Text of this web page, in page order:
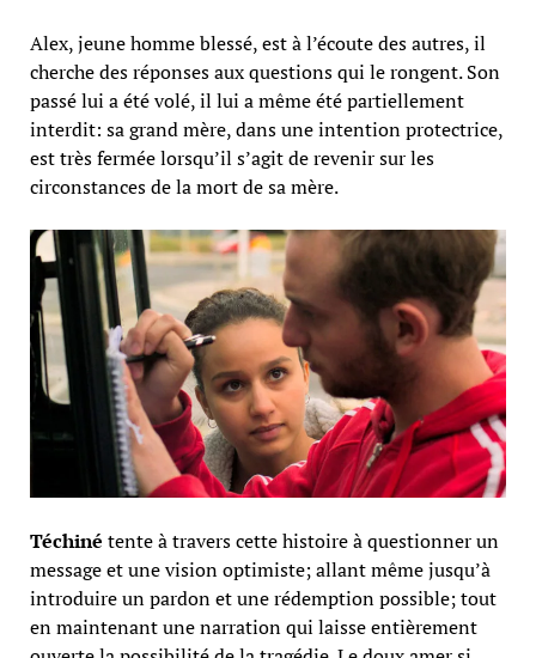
Alex, jeune homme blessé, est à l’écoute des autres, il
cherche des réponses aux questions qui le rongent. Son
passé lui a été volé, il lui a même été partiellement
interdit: sa grand mère, dans une intention protectrice,
est très fermée lorsqu’il s’agit de revenir sur les
circonstances de la mort de sa mère.
Téchiné tente à travers cette histoire à questionner un
message et une vision optimiste; allant même jusqu’à
introduire un pardon et une rédemption possible; tout
en maintenant une narration qui laisse entièrement